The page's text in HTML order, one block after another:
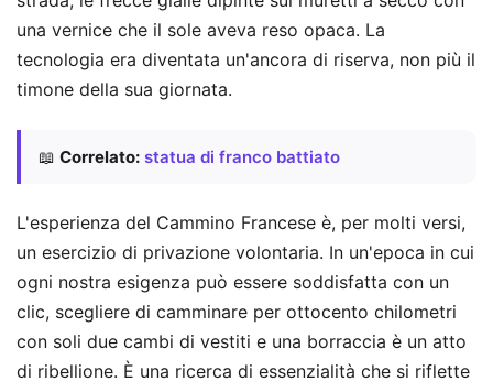
una vernice che il sole aveva reso opaca. La
tecnologia era diventata un'ancora di riserva, non più il
timone della sua giornata.
📖 Correlato: statua di franco battiato
L'esperienza del Cammino Francese è, per molti versi,
un esercizio di privazione volontaria. In un'epoca in cui
ogni nostra esigenza può essere soddisfatta con un
clic, scegliere di camminare per ottocento chilometri
con soli due cambi di vestiti e una borraccia è un atto
di ribellione. È una ricerca di essenzialità che si riflette